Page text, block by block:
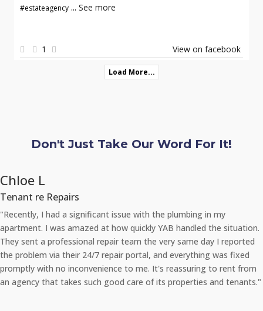
#estateagency ... See more
1 View on facebook
Load More...
Don't Just Take Our Word For It!
Chloe L
Tenant re Repairs
"Recently, I had a significant issue with the plumbing in my
apartment. I was amazed at how quickly YAB handled the situation.
They sent a professional repair team the very same day I reported
the problem via their 24/7 repair portal, and everything was fixed
promptly with no inconvenience to me. It's reassuring to rent from
an agency that takes such good care of its properties and tenants."